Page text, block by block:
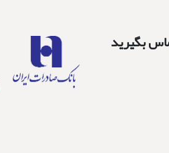
بگیرید